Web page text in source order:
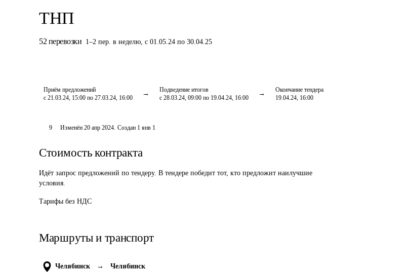
ТНП
52 перевозки 1–2 пер. в неделю, с 01.05.24 по 30.04.25
Приём предложений
с 21.03.24, 15:00 по 27.03.24, 16:00
Подведение итогов
с 28.03.24, 09:00 по 19.04.24, 16:00
Окончание тендера
19.04.24, 16:00
9 Изменён 20 апр 2024. Создан 1 янв 1
Стоимость контракта
Идёт запрос предложений по тендеру. В тендере победит тот, кто предложит наилучшие
условия.
Тарифы без НДС
Маршруты и транспорт
Челябинск → Челябинск